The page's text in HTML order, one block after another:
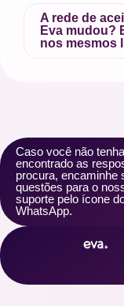
A rede de
Eva mudou?
nos mesmos
Caso você não tenha
encontrado as
procura, encaminhe
questões para o
suporte pelo ícone
WhatsApp.